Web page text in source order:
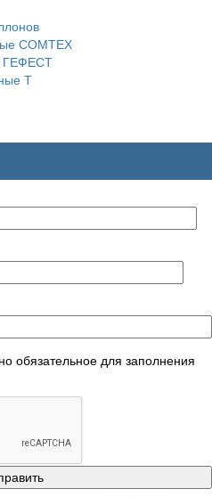
COMTEX
ГЕФЕСТ
Т
обязательное для заполнения